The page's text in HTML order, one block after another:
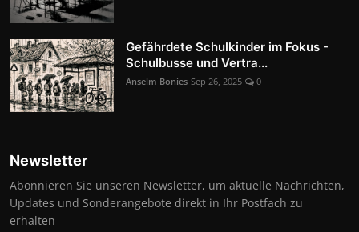
Gefährdete Schulkinder im Fokus -
Schulbusse und Vertra...
Anselm Bonies Sep 26, 2025 0
Newsletter
Abonnieren Sie unseren Newsletter, um aktuelle Nachrichten,
Updates und Sonderangebote direkt in Ihr Postfach zu
erhalten